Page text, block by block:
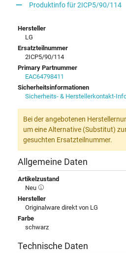
Produktinfo für 2ICP5/90/114
Hersteller
LG
Ersatzteilnummer
2ICP5/90/114
Primary Partnummer
EAC64798411
Sicherheitsinformationen
Sicherheits- & Herstellerkontakt-
Bei der angebotenen
um eine Alternative (Substitut)
gesuchten Ersatzteilnummer.
Allgemeine Daten
Artikelzustand
Neu
Hersteller
Originalware direkt von LG
Farbe
schwarz
Technische Daten